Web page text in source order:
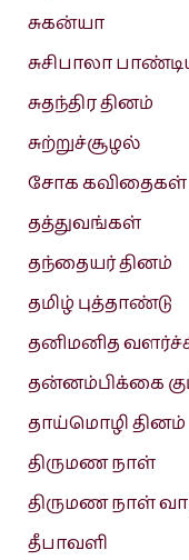
சுகன்யா
சுசிபாலா
சுதந்திர தினம்
சுற்றுச்சூழல்
சோக கவிதைகள்
தத்துவங்கள்
தந்தையர் தினம்
தமிழ் புத்தாண்டு
தனிமனித
தன்னம்பிக்கை
தாய்மொழி தினம்
திருமண நாள்
திருமண நாள்
தீபாவளி